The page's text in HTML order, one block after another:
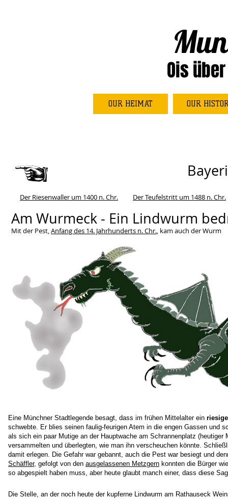
Ois
OUR HEIMAT OUR
Der Riesenwaller um 1400 n. Chr. Der Teufelstritt um 1488 n. Chr.
Am Wurmeck - Ein Lindwurm
Mit der Pest,Anfang des 14. Jahrhunderts n. Chr., kam auch der Wurm
Eine Münchner Stadtlegende besagt, dass im frühen Mittelalter ein
schwebte. Er blies seinen faulig-feurigen Atem in die engen Gassen und
als sich ein paar Mutige an der Hauptwache am Schrannenplatz
versammelten und überlegten, wie man ihn verscheuchen könnte.
damit erlegen. Die Gefahr war gebannt, auch die Pest war besiegt und
Schäffler, gefolgt von den ausgelassenen Metzgern konnten die Bürger
so abgespielt haben muss, aber heute glaubt manch einer, dass diese
Die Stelle, an der noch heute der kupferne Lindwurm am Rathauseck